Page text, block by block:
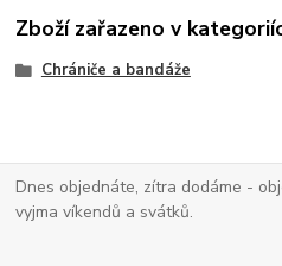
Zboží zařazeno v
Chrániče a bandáže
Dnes objednáte, zítra dodáme -
vyjma víkendů a svátků.